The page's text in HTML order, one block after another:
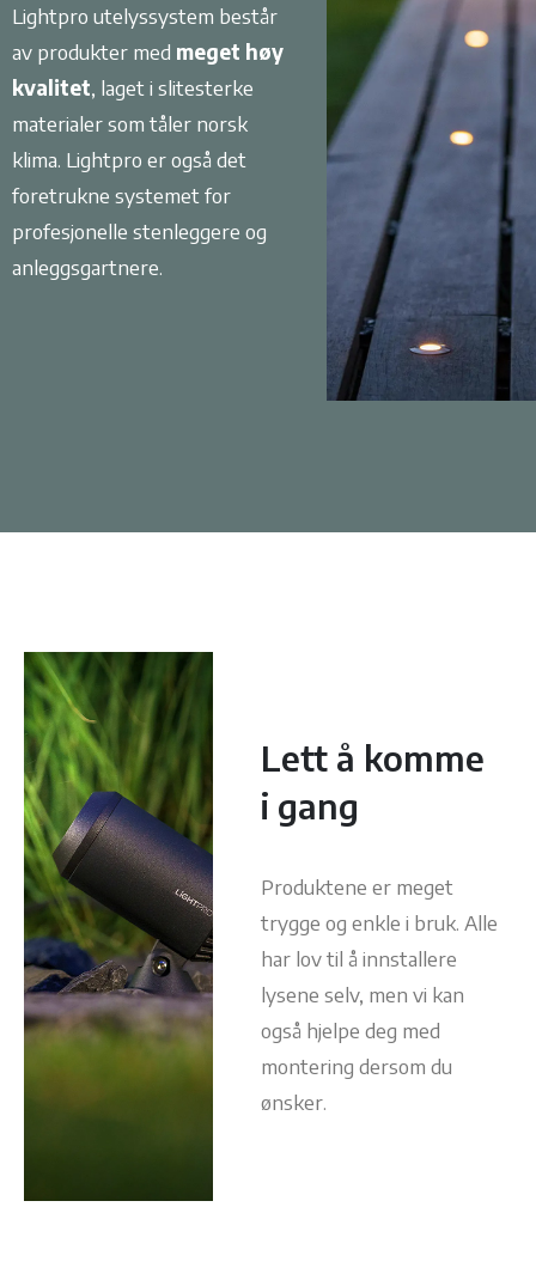
Lightpro utelyssystem består
av produkter med meget høy
kvalitet, laget i slitesterke
materialer som tåler norsk
klima. Lightpro er også det
foretrukne systemet for
profesjonelle stenleggere og
anleggsgartnere.
Lett å komme
i gang
Produktene er meget
trygge og enkle i bruk. Alle
har lov til å innstallere
lysene selv, men vi kan
også hjelpe deg med
montering dersom du
ønsker.